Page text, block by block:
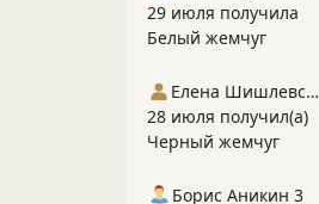
29 июля получила
Белый жемчуг
Елена Шишлевская
28 июля получил(а)
Черный жемчуг
Борис Аникин 3